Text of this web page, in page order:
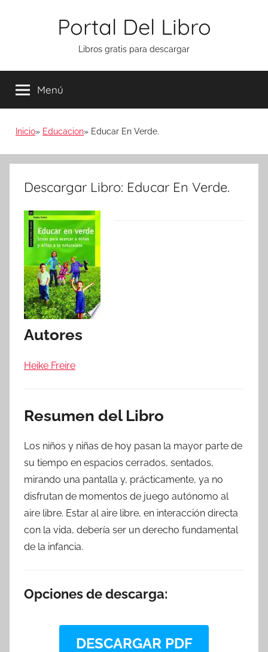
Portal Del Libro
Libros gratis para descargar
Menú
Inicio Educacion Educar En Verde.
Descargar Libro: Educar En Verde.
Autores
Heike Freire
Resumen del Libro
Los niños y niñas de hoy pasan la mayor parte de
su tiempo en espacios cerrados, sentados,
mirando una pantalla y, prácticamente, ya no
disfrutan de momentos de juego autónomo al
aire libre. Estar al aire libre, en interacción directa
con la vida, debería ser un derecho fundamental
de la infancia.
Opciones de descarga:
DESCARGAR PDF